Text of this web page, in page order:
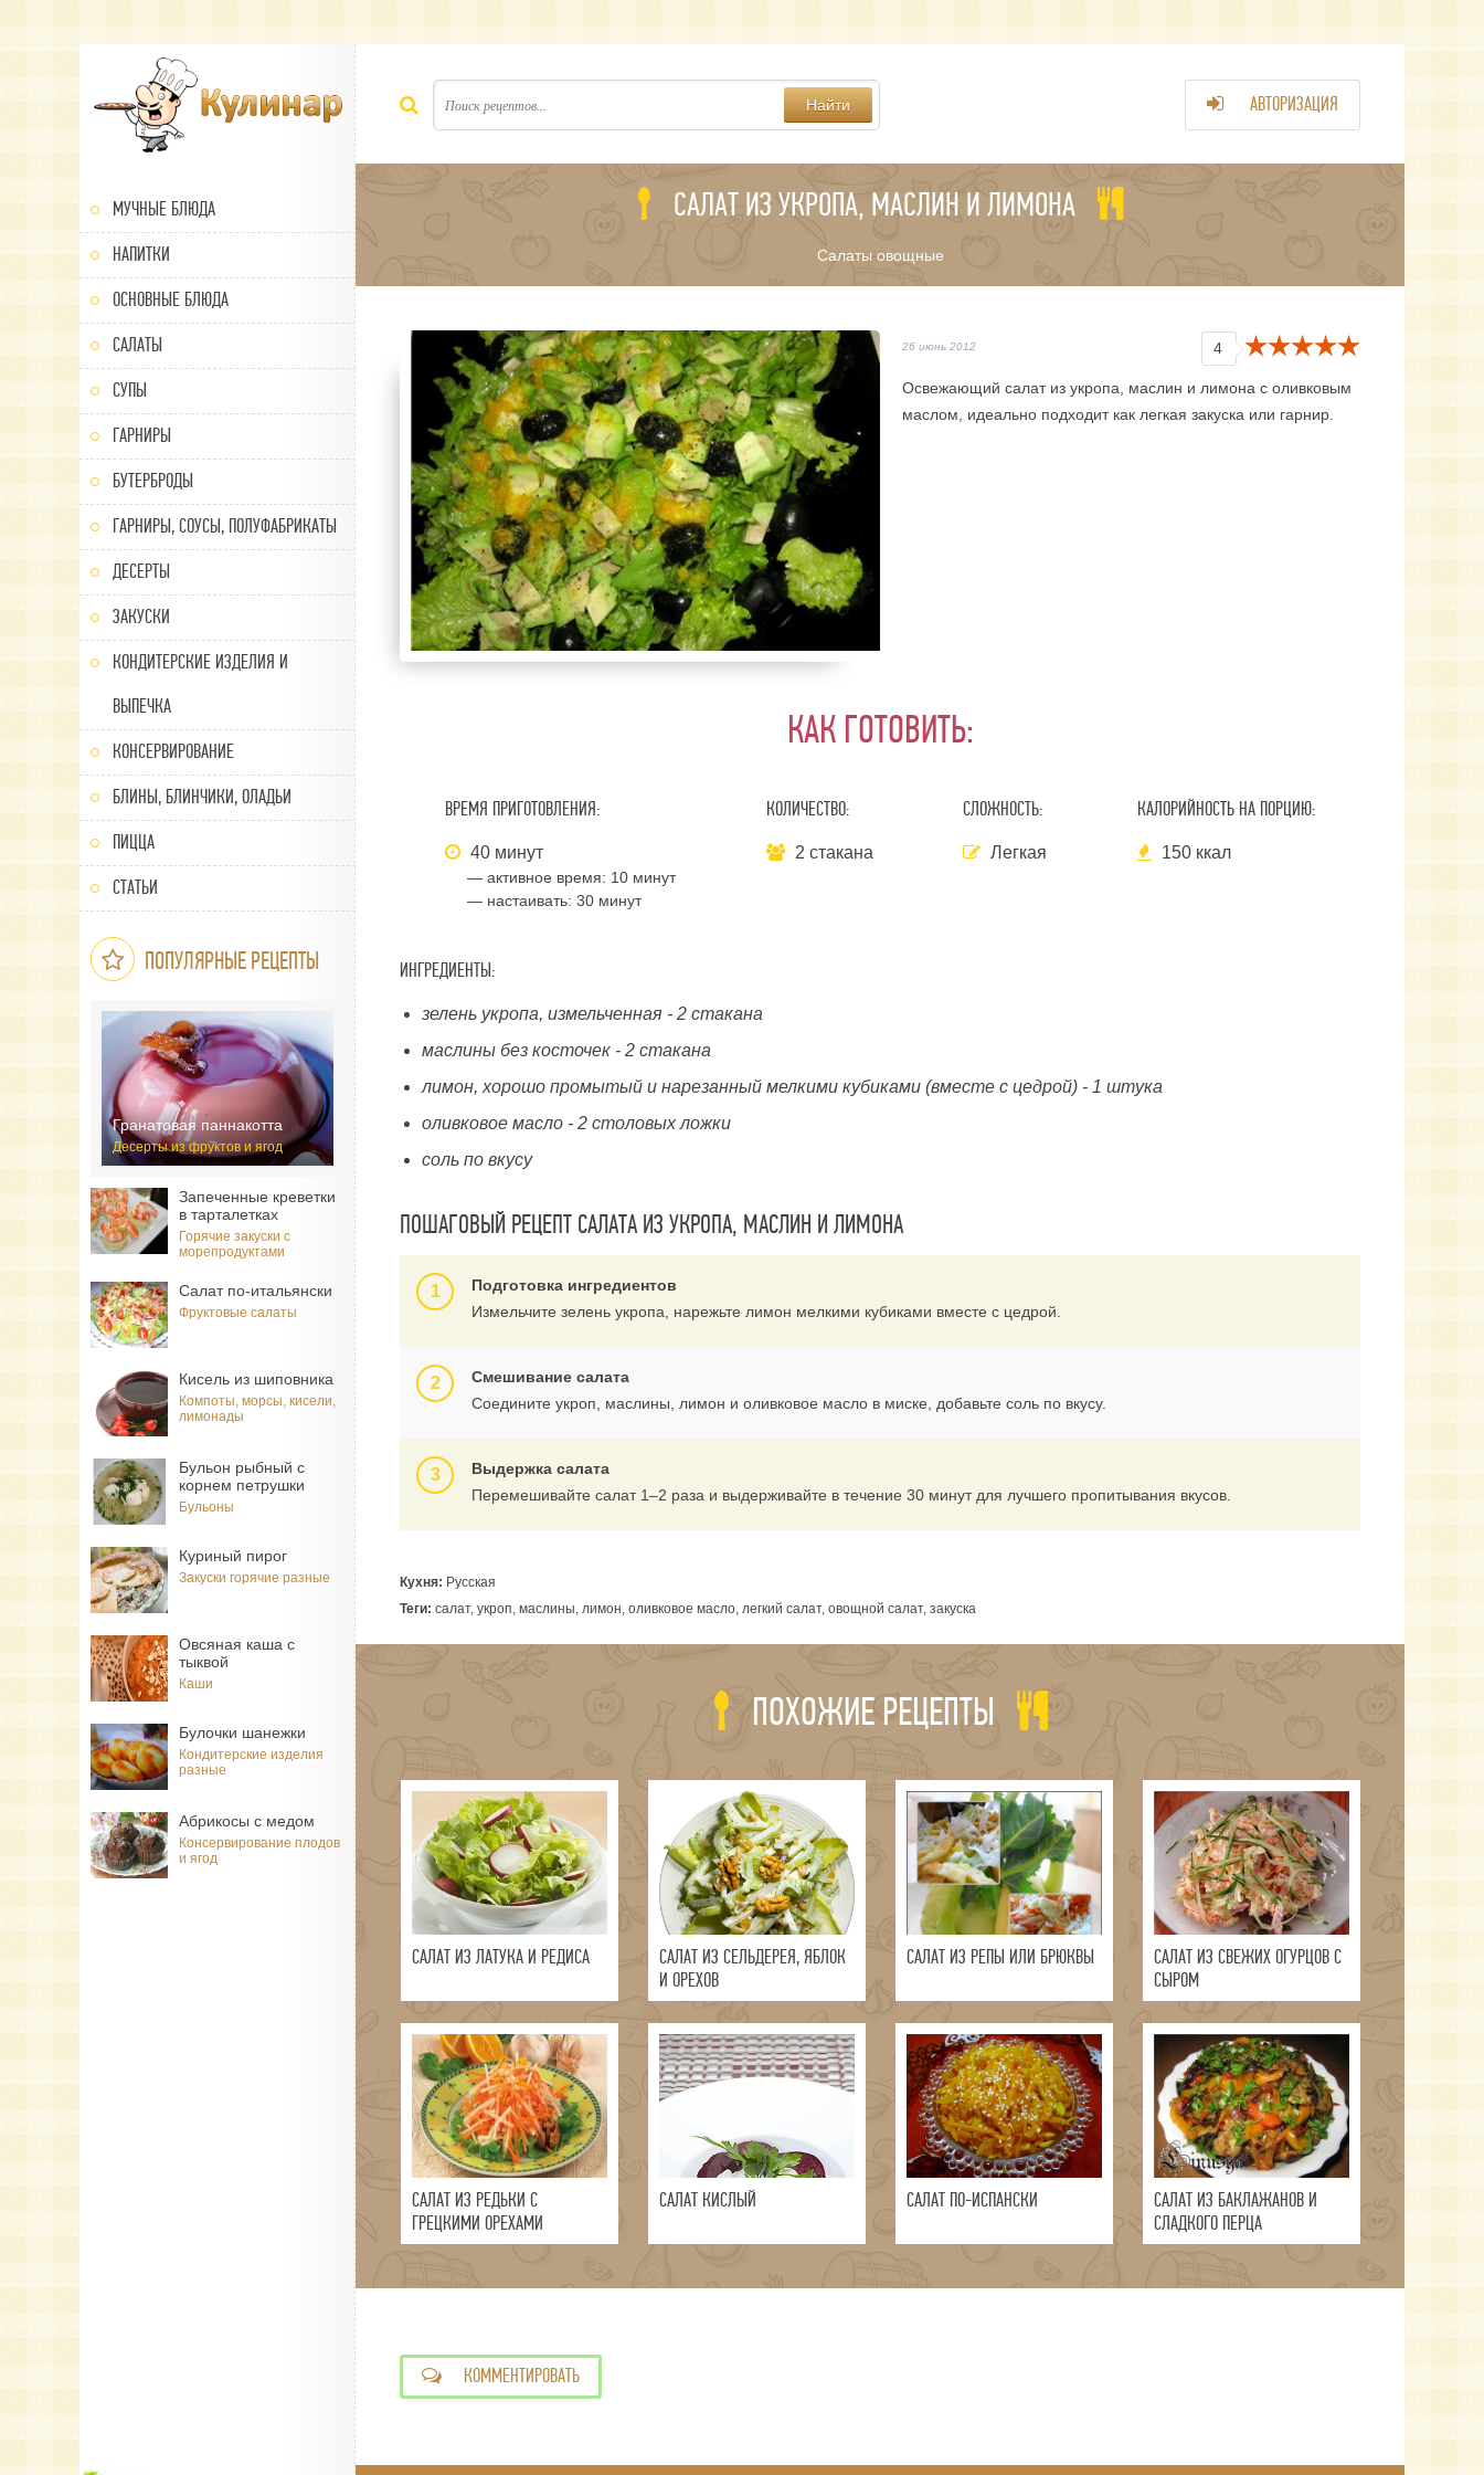
МУЧНЫЕ БЛЮДА
НАПИТКИ
ОСНОВНЫЕ БЛЮДА
САЛАТЫ
СУПЫ
ГАРНИРЫ
БУТЕРБРОДЫ
ГАРНИРЫ, СОУСЫ, ПОЛУФАБРИКАТЫ
ДЕСЕРТЫ
ЗАКУСКИ
КОНДИТЕРСКИЕ ИЗДЕЛИЯ И
ВЫПЕЧКА
КОНСЕРВИРОВАНИЕ
БЛИНЫ, БЛИНЧИКИ, ОЛАДЬИ
ПИЦЦА
СТАТЬИ
ПОПУЛЯРНЫЕ РЕЦЕПТЫ
Гранатовая паннакотта
Десерты из фруктов и ягод
Запеченные креветки
в тарталетках
Горячие закуски с
морепродуктами
Салат по-итальянски
Фруктовые салаты
Кисель из шиповника
Компоты, морсы, кисели,
лимонады
Бульон рыбный с
корнем петрушки
Бульоны
Куриный пирог
Закуски горячие разные
Овсяная каша с
тыквой
Каши
Булочки шанежки
Кондитерские изделия
разные
Абрикосы с медом
Консервирование плодов
и ягод
Найти АВТОРИЗАЦИЯ
САЛАТ ИЗ УКРОПА, МАСЛИН И ЛИМОНА
Салаты овощные
26 июнь 2012 4
Освежающий салат из укропа, маслин и лимона с оливковым
маслом, идеально подходит как легкая закуска или гарнир.
КАК ГОТОВИТЬ:
ВРЕМЯ ПРИГОТОВЛЕНИЯ:
40 минут
— активное время: 10 минут
— настаивать: 30 минут
КОЛИЧЕСТВО:
2 стакана
СЛОЖНОСТЬ:
Легкая
КАЛОРИЙНОСТЬ НА ПОРЦИЮ:
150 ккал
ИНГРЕДИЕНТЫ:
зелень укропа, измельченная - 2 стакана
маслины без косточек - 2 стакана
лимон, хорошо промытый и нарезанный мелкими кубиками (вместе с цедрой) - 1 штука
оливковое масло - 2 столовых ложки
соль по вкусу
ПОШАГОВЫЙ РЕЦЕПТ САЛАТА ИЗ УКРОПА, МАСЛИН И ЛИМОНА
Подготовка ингредиентов
Измельчите зелень укропа, нарежьте лимон мелкими кубиками вместе с цедрой.
Смешивание салата
Соедините укроп, маслины, лимон и оливковое масло в миске, добавьте соль по вкусу.
Выдержка салата
Перемешивайте салат 1–2 раза и выдерживайте в течение 30 минут для лучшего пропитывания вкусов.
Кухня: Русская
Теги: салат, укроп, маслины, лимон, оливковое масло, легкий салат, овощной салат, закуска
ПОХОЖИЕ РЕЦЕПТЫ
САЛАТ ИЗ ЛАТУКА И РЕДИСА
САЛАТ ИЗ СЕЛЬДЕРЕЯ, ЯБЛОК
И ОРЕХОВ
САЛАТ ИЗ РЕПЫ ИЛИ БРЮКВЫ
САЛАТ ИЗ СВЕЖИХ ОГУРЦОВ С
СЫРОМ
САЛАТ ИЗ РЕДЬКИ С
ГРЕЦКИМИ ОРЕХАМИ
САЛАТ КИСЛЫЙ САЛАТ ПО-ИСПАНСКИ
САЛАТ ИЗ БАКЛАЖАНОВ И
СЛАДКОГО ПЕРЦА
КОММЕНТИРОВАТЬ